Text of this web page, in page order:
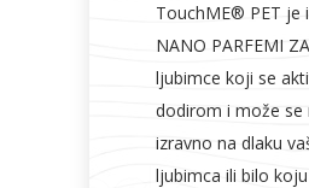
TouchME® PET je
NANO PARFEMI
ljubimce koji se
dodirom i može se
izravno na dlaku
ljubimca ili bilo